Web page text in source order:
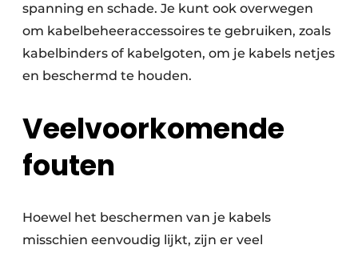
spanning en schade. Je kunt ook overwegen
om kabelbeheeraccessoires te gebruiken, zoals
kabelbinders of kabelgoten, om je kabels netjes
en beschermd te houden.
Veelvoorkomende
fouten
Hoewel het beschermen van je kabels
misschien eenvoudig lijkt, zijn er veel